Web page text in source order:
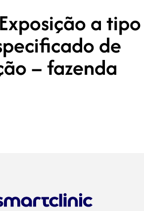
a tipo
de
– fazenda